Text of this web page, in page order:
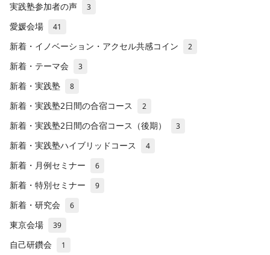
実践塾参加者の声 3
愛媛会場 41
新着・イノベーション・アクセル共感コイン 2
新着・テーマ会 3
新着・実践塾 8
新着・実践塾2日間の合宿コース 2
新着・実践塾2日間の合宿コース（後期） 3
新着・実践塾ハイブリッドコース 4
新着・月例セミナー 6
新着・特別セミナー 9
新着・研究会 6
東京会場 39
自己研鑽会 1